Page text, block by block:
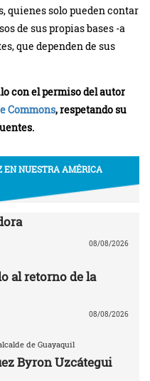
quienes solo pueden contar
de sus propias bases -a
que dependen de sus
con el permiso del autor
Commons, respetando su
EN NUESTRA AMÉRICA
08/08/2026
al retorno de la
08/08/2026
de Guayaquil
Byron Uzcátegui